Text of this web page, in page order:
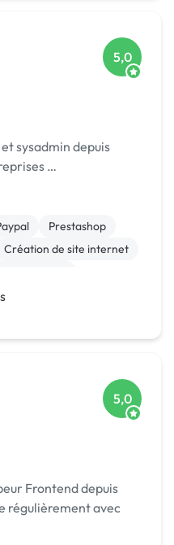
5,0
sysadmin depuis
…
Prestashop
Création de site internet
5,0
Frontend depuis
régulièrement avec